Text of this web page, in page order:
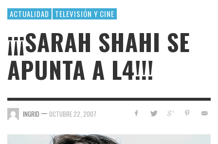
ACTUALIDAD TELEVISIÓN Y CINE
¡¡¡SARAH SHAHI SE
APUNTA A L4!!!
INGRID — OCTUBRE 22, 2007